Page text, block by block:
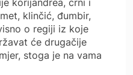
klinčić, đumbir,
o regiji iz koje
će drugačije
stoga je na vama